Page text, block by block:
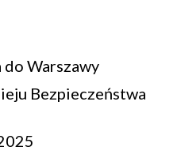
Warszawy
Bezpieczeństwa